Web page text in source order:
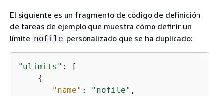
El siguiente es un fragmento de código de definición
de tareas de ejemplo que muestra cómo definir un
límite nofile personalizado que se ha duplicado:
"ulimits" : [
{
"name" : "nofile" ,